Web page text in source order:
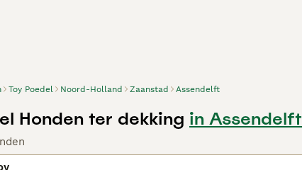
Toy Poedel Noord-Holland Zaanstad Assendelft
Honden ter dekking in Assendelft